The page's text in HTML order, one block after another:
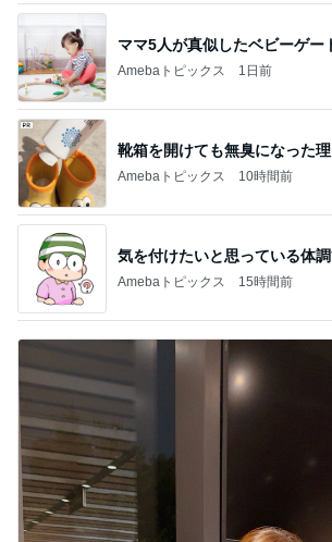
ママ5人が真似したベビーゲー
Amebaトピックス 1日前
靴箱を開けても無臭になった理
Amebaトピックス 10時間前
気を付けたいと思っている体
Amebaトピックス 15時間前